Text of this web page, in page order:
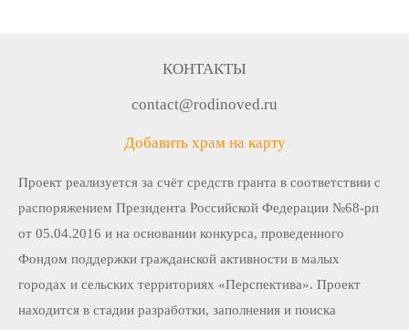
КОНТАКТЫ
contact@rodinoved.ru
Добавить храм на карту
Проект реализуется за счёт средств гранта в соответствии c
распоряжением Президента Российской Федерации №68-рп
от 05.04.2016 и на основании конкурса, проведенного
Фондом поддержки гражданской активности в малых
городах и сельских территориях «Перспектива». Проект
находится в стадии разработки, заполнения и поиска